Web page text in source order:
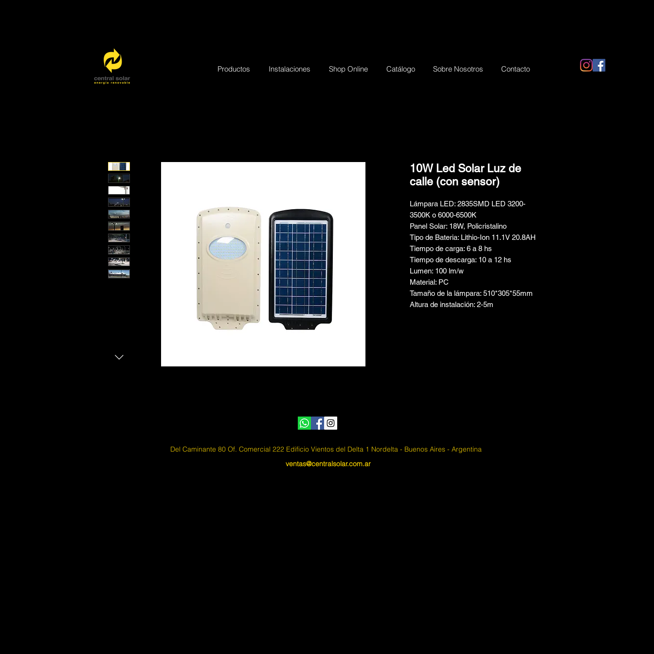
Productos Instalaciones Shop Online Catálogo Sobre Nosotros Contacto
10W Led Solar Luz de
calle (con sensor)
Lámpara LED: 2835SMD LED 3200-
3500K o 6000-6500K
Panel Solar: 18W, Policristalino
Tipo de Bateria: Lithio-Ion 11.1V 20.8AH
Tiempo de carga: 6 a 8 hs
Tiempo de descarga: 10 a 12 hs
Lumen: 100 lm/w
Material: PC
Tamaño de la lámpara: 510*305*55mm
Altura de instalación: 2-5m
Del Caminante 80 Of. Comercial 222 Edificio Vientos del Delta 1 Nordelta - Buenos Aires - Argentina
ventas@centralsolar.com.ar